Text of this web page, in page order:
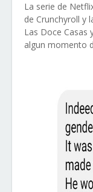
La serie de
de Crunchyroll y
Las Doce Casas
algun momento